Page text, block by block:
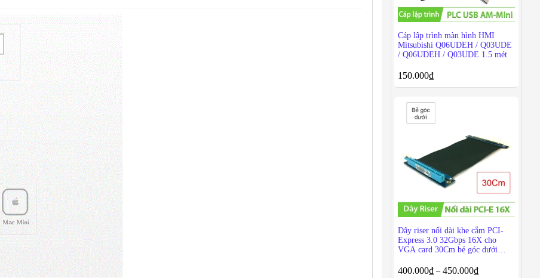
Cáp lập trình màn hình HMI
Mitsubishi Q06UDEH / Q03UDE
/ Q06UDEH / Q03UDE 1.5 mét
150.000₫
Dây riser nối dài khe cắm PCI-
Express 3.0 32Gbps 16X cho
VGA card 30Cm bẻ góc dưới
400.000₫ –450.000₫